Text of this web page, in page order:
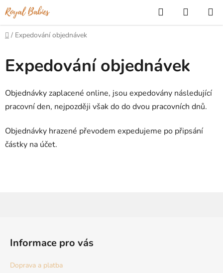
Přejít
na
obsah
Hledat
KOŠÍK
Domů
/ Expedování objednávek
Expedování objednávek
Objednávky zaplacené online, jsou expedovány následující
pracovní den, nejpozději však do do dvou pracovních dnů.
Objednávky hrazené převodem expedujeme po připsání
částky na účet.
Informace pro vás
Doprava a platba